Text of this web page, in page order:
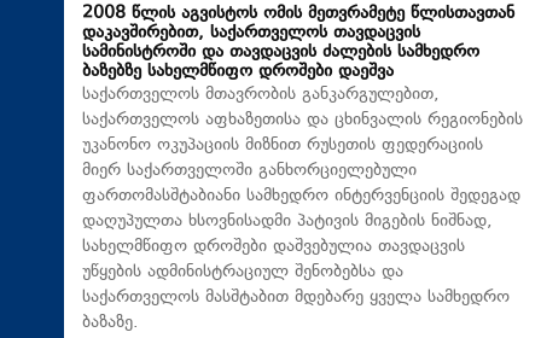
2008 წლის აგვისტოს ომის მეთვრამეტე წლისთავთან
დაკავშირებით, საქართველოს თავდაცვის
სამინისტროში და თავდაცვის ძალების სამხედრო
ბაზებზე სახელმწიფო დროშები დაეშვა
საქართველოს მთავრობის განკარგულებით,
საქართველოს აფხაზეთისა და ცხინვალის რეგიონების
უკანონო ოკუპაციის მიზნით რუსეთის ფედერაციის
მიერ საქართველოში განხორციელებული
ფართომასშტაბიანი სამხედრო ინტერვენციის შედეგად
დაღუპულთა ხსოვნისადმი პატივის მიგების ნიშნად,
სახელმწიფო დროშები დაშვებულია თავდაცვის
უწყების ადმინისტრაციულ შენობებსა და
საქართველოს მასშტაბით მდებარე ყველა სამხედრო
ბაზაზე.